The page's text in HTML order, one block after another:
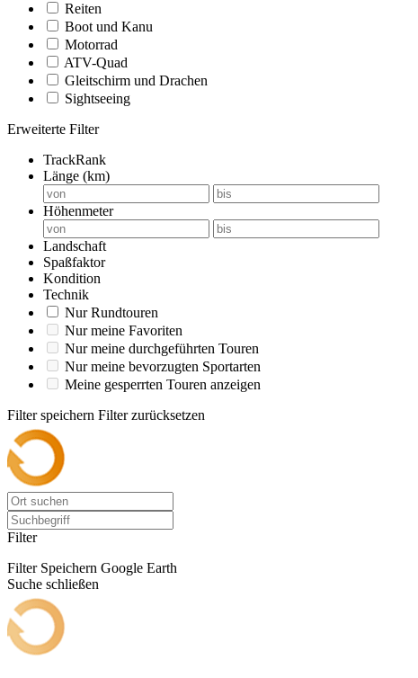
Reiten
Boot und Kanu
Motorrad
ATV-Quad
Gleitschirm und Drachen
Sightseeing
Erweiterte Filter
TrackRank
Länge (km)
Höhenmeter
Landschaft
Spaßfaktor
Kondition
Technik
Nur Rundtouren
Nur meine Favoriten
Nur meine durchgeführten Touren
Nur meine bevorzugten Sportarten
Meine gesperrten Touren anzeigen
Filter speichern Filter zurücksetzen
Filter
Filter Speichern Google Earth
Suche schließen